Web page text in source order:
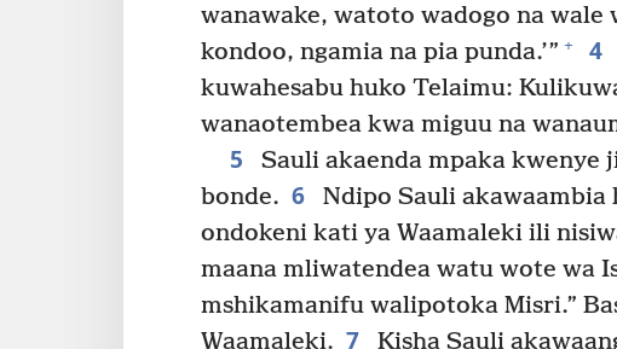
wanawake, watoto wadogo na wale
kondoo, ngamia na pia punda.’” + 4
kuwahesabu huko Telaimu:
wanaotembea kwa miguu na
5
Sauli akaenda mpaka
bonde. 6 Ndipo Sauli akawaambia
ondokeni kati ya Waamaleki ili
maana mliwatendea watu wote wa
mshikamanifu walipotoka Misri.”
Waamaleki. 7 Kisha Sauli